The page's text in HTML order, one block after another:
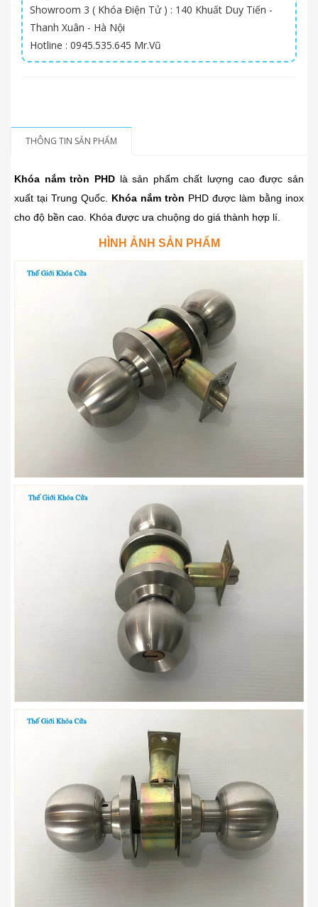
Showroom 3 ( Khóa Điện Tử ) : 140 Khuất Duy Tiến -
Thanh Xuân - Hà Nội
Hotline : 0945.535.645 Mr.Vũ
THÔNG TIN SẢN PHẨM
Khóa nắm tròn PHDlà sản phẩm chất lượng cao được sản
xuất tại Trung Quốc. Khóa nắm tròn PHD được làm bằng inox
cho độ bền cao. Khóa được ưa chuộng do giá thành hợp lí.
HÌNH ẢNH SẢN PHẨM